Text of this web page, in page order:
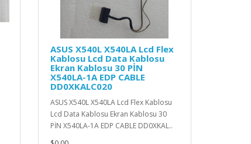
ASUS X540L X540LA Lcd Flex
Kablosu Lcd Data Kablosu
Ekran Kablosu 30 PİN
X540LA-1A EDP CABLE
DD0XKALC020
ASUS X540L X540LA Lcd Flex Kablosu
Lcd Data Kablosu Ekran Kablosu 30
PİN X540LA-1A EDP CABLE DD0XKAL..